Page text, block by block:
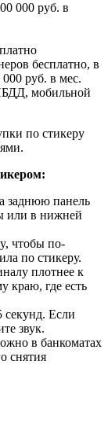
000 руб. в
бесплатно, в
руб. в мес.
мобильной
по стикеру
заднюю панель
или в нижней
чтобы по-
по стикеру.
плотнее к
краю, где есть
секунд. Если
звук.
в банкоматах
снятия